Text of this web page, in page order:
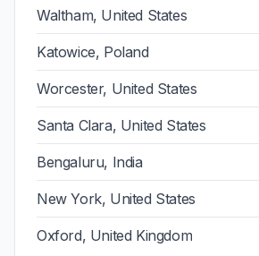
Waltham, United States
Katowice, Poland
Worcester, United States
Santa Clara, United States
Bengaluru, India
New York, United States
Oxford, United Kingdom